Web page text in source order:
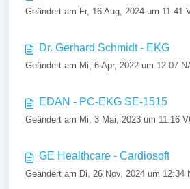
Geändert am Fr, 16 Aug, 2024 um 11:41
Dr. Gerhard Schmidt - EKG
Geändert am Mi, 6 Apr, 2022 um 12:07
EDAN - PC-EKG SE-1515
Geändert am Mi, 3 Mai, 2023 um 11:16
GE Healthcare - Cardiosoft
Geändert am Di, 26 Nov, 2024 um 12:34